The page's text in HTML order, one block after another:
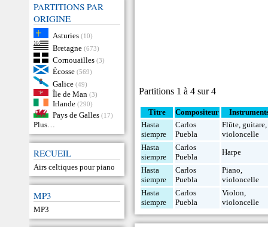
PARTITIONS PAR
ORIGINE
Asturies (10)
Bretagne (673)
Cornouailles (3)
Écosse (569)
Galice (49)
Île de Man (3)
Irlande (290)
Pays de Galles (17)
Plus…
RECUEIL
Airs celtiques pour piano
MP3
MP3
Partitions 1 à 4 sur 4
Titre Compositeur
Hasta
siempre
Carlos
Puebla
Flûte,guitare,
violoncelle
Hasta
siempre
Carlos
Puebla
Harpe
Hasta
siempre
Carlos
Puebla
Piano,
violoncelle
Hasta
siempre
Carlos
Puebla
Violon,
violoncelle